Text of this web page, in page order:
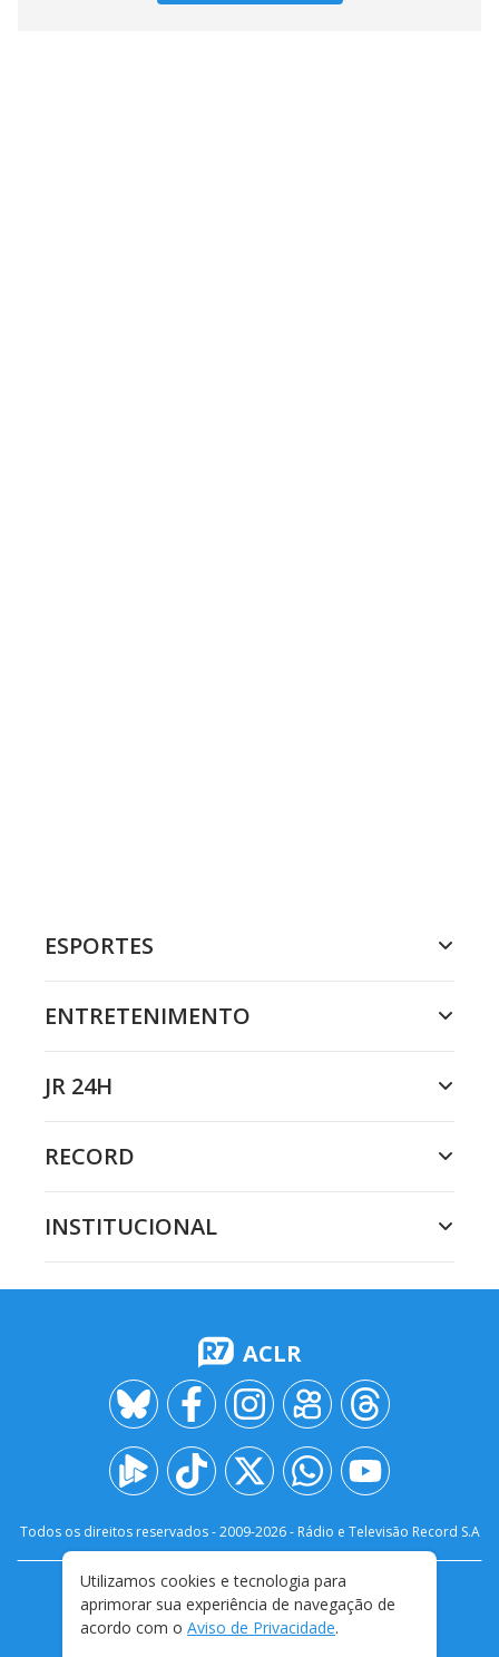
ESPORTES
ENTRETENIMENTO
JR 24H
RECORD
INSTITUCIONAL
ACLR
Todos os direitos reservados - 2009-2026- Rádio e Televisão Record S.A
FALE CONOSCO
PRIVACIDADE
TERMOS E CONDIÇÕES DE USO
Utilizamos cookies e tecnologia para
aprimorar sua experiência de navegação de
acordo com o Aviso de Privacidade.